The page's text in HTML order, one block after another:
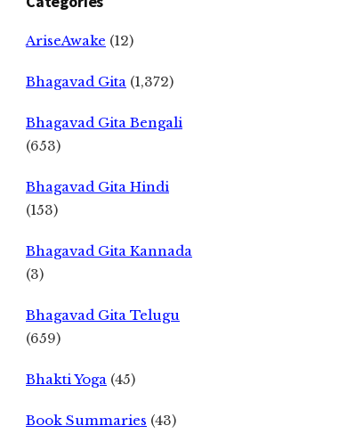
AriseAwake (12)
Bhagavad Gita (1,372)
Bhagavad Gita Bengali
(653)
Bhagavad Gita Hindi
(153)
Bhagavad Gita Kannada
(3)
Bhagavad Gita Telugu
(659)
Bhakti Yoga (45)
Book Summaries (43)